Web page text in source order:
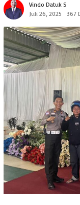
Vindo Datuk S
Juli 26, 2025
367